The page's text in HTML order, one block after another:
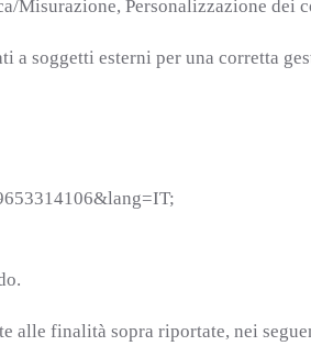
Personalizzazione dei
a soggetti esterni per una corretta
alle finalità sopra riportate, nei